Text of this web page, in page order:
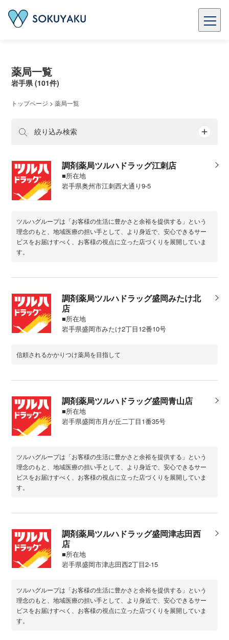
薬局一覧
岩手県 (101件)
トップページ >薬局一覧
絞り込み検索
調剤薬局ツルハドラッグ江刺店
■所在地
岩手県奥州市江刺西大通り9-5
ツルハグループは「お客様の生活に豊かさと余裕を提供する」という
理念のもと、地域医療の担い手として、より身近で、安心できるサー
ビスをお届けすべく、お客様の視点に立った店づくりを展開していま
す。
調剤薬局ツルハドラッグ盛岡みたけ北
店
■所在地
岩手県盛岡市みたけ2丁目12番10号
信頼されるかかりつけ薬局を目指して
調剤薬局ツルハドラッグ盛岡青山店
■所在地
岩手県盛岡市月が丘二丁目1番35号
ツルハグループは「お客様の生活に豊かさと余裕を提供する」という
理念のもと、地域医療の担い手として、より身近で、安心できるサー
ビスをお届けすべく、お客様の視点に立った店づくりを展開していま
す。
調剤薬局ツルハドラッグ盛岡津志田西
店
■所在地
岩手県盛岡市津志田西2丁目2-15
ツルハグループは「お客様の生活に豊かさと余裕を提供する」という
理念のもと、地域医療の担い手として、より身近で、安心できるサー
ビスをお届けすべく、お客様の視点に立った店づくりを展開していま
す。